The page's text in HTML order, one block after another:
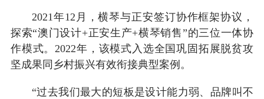
2021年12月，横琴与正安签订协作框架协议，
探索“澳门设计+正安生产+横琴销售”的三位一体协
作模式。2022年，该模式入选全国巩固拓展脱贫攻
坚成果同乡村振兴有效衔接典型案例。
“过去我们最大的短板是设计能力弱、品牌叫不